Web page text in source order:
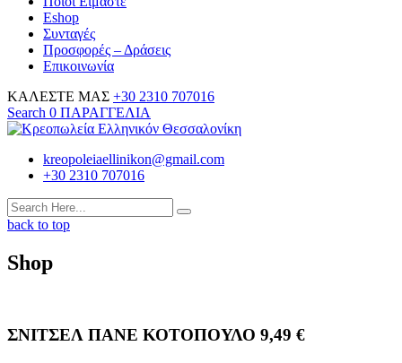
Eshop
Συνταγές
Προσφορές – Δράσεις
Επικοινωνία
ΚΑΛΕΣΤΕ ΜΑΣ +30 2310 707016
Search 0 ΠΑΡΑΓΓΕΛΙΑ
kreopoleiaellinikon@gmail.com
+30 2310 707016
back to top
Shop
ΣΝΙΤΣΕΛ ΠΑΝΕ ΚΟΤΟΠΟΥΛΟ 9,49 €